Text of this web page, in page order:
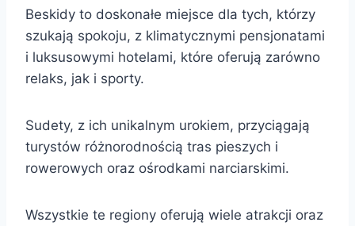
Beskidy to doskonałe miejsce dla tych, którzy
szukają spokoju, z klimatycznymi pensjonatami
i luksusowymi hotelami, które oferują zarówno
relaks, jak i sporty.
Sudety, z ich unikalnym urokiem, przyciągają
turystów różnorodnością tras pieszych i
rowerowych oraz ośrodkami narciarskimi.
Wszystkie te regiony oferują wiele atrakcji oraz